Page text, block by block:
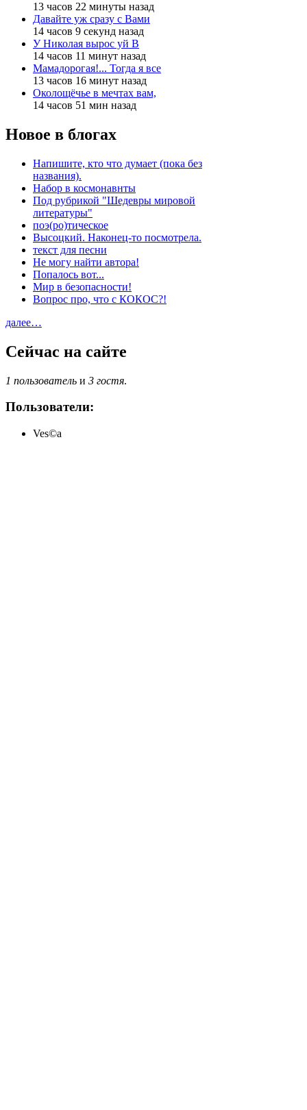
13 часов 22 минуты назад
Давайте уж сразу с Вами
14 часов 9 секунд назад
У Николая вырос уй В
14 часов 11 минут назад
Мамадорогая!... Тогда я все
13 часов 16 минут назад
Околощёчье в мечтах вам,
14 часов 51 мин назад
Новое в блогах
Напишите, кто что думает (пока без
названия).
Набор в космонавнты
Под рубрикой "Шедевры мировой
литературы"
поэ(ро)тическое
Высоцкий. Наконец-то посмотрела.
текст для песни
Не могу найти автора!
Попалось вот...
Мир в безопасности!
Вопрос про, что с КОКОС?!
далее…
Сейчас на сайте
1 пользователь и 3 гостя.
Пользователи:
Ves©a